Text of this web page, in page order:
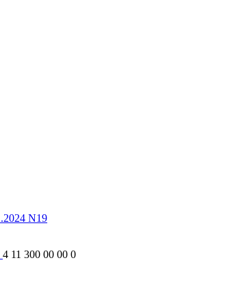
N19
4 11 300 00 00 0